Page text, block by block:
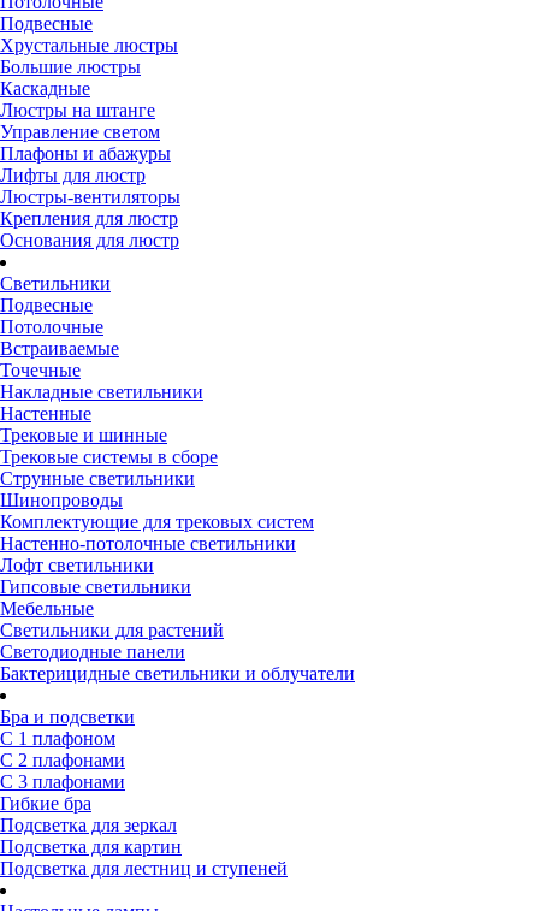
Подвесные
Хрустальные люстры
Большие люстры
Каскадные
Люстры на штанге
Управление светом
Плафоны и абажуры
Лифты для люстр
Люстры-вентиляторы
Крепления для люстр
Основания для люстр
Светильники
Подвесные
Потолочные
Встраиваемые
Точечные
Накладные светильники
Настенные
Трековые и шинные
Трековые системы в сборе
Струнные светильники
Шинопроводы
Комплектующие для трековых систем
Настенно-потолочные светильники
Лофт светильники
Гипсовые светильники
Мебельные
Светильники для растений
Светодиодные панели
Бактерицидные светильники и облучатели
Бра и подсветки
С 1 плафоном
С 2 плафонами
С 3 плафонами
Гибкие бра
Подсветка для зеркал
Подсветка для картин
Подсветка для лестниц и ступеней